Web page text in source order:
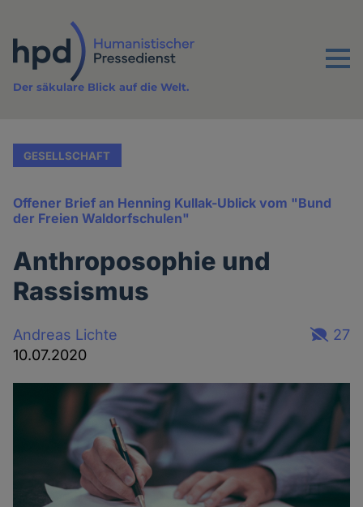
Inhalt
Menu
Der säkulare Blick auf die Welt.
GESELLSCHAFT
Offener Brief an Henning Kullak-Ublick vom "Bund
der Freien Waldorfschulen"
Anthroposophie und
Rassismus
Andreas Lichte
10.07.2020
27